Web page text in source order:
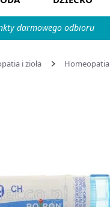
darmowego odbioru
i zioła Homeopatia